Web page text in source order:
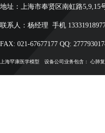
地址：上海市奉贤区南虹路5,9,15
联系人：杨经理 手机
FAX: 021-67677177 QQ:
上海罕康医学模型 设备公司业务包含： 心肺